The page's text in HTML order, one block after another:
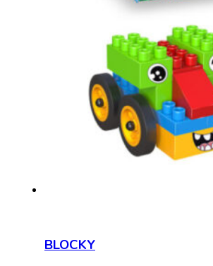
BLOCKY